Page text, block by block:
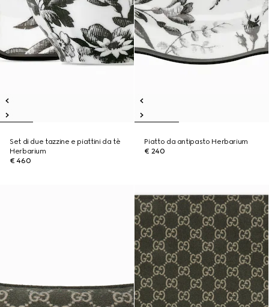
Set di due tazzine e piattini da tè
Herbarium
€ 460
Piatto da antipasto Herbarium
€ 240